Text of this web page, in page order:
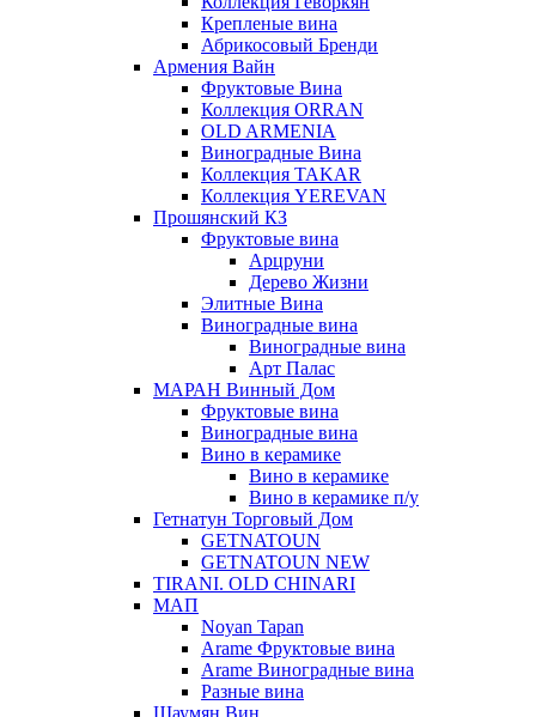
Крепленые вина
Абрикосовый Бренди
Армения Вайн
Фруктовые Вина
Коллекция ORRAN
OLD ARMENIA
Виноградные Вина
Коллекция TAKAR
Коллекция YEREVAN
Прошянский КЗ
Фруктовые вина
Арцруни
Дерево Жизни
Элитные Вина
Виноградные вина
Виноградные вина
Арт Палас
МАРАН Винный Дом
Фруктовые вина
Виноградные вина
Вино в керамике
Вино в керамике
Вино в керамике п/у
Гетнатун Торговый Дом
GETNATOUN
GETNATOUN NEW
TIRANI. OLD CHINARI
МАП
Noyan Tapan
Arame Фруктовые вина
Arame Виноградные вина
Разные вина
Шаумян Вин